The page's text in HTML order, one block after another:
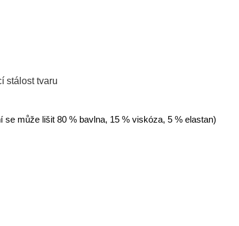
stálost tvaru
může lišit 80 % bavlna, 15 % viskóza, 5 % elastan)